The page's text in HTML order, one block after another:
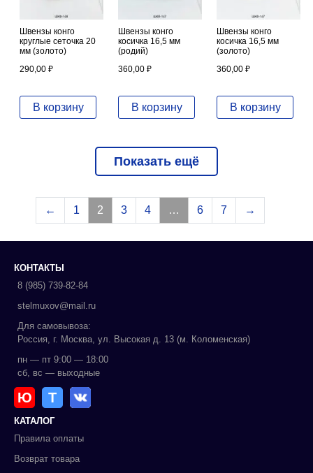
Швензы конго
круглые сеточка 20
мм (золото)
290,00 ₽
В корзину
Швензы конго
косичка 16,5 мм
(родий)
360,00 ₽
В корзину
Швензы конго
косичка 16,5 мм
(золото)
360,00 ₽
В корзину
Показать ещё
← 1 2 3 4 … 6 7 →
КОНТАКТЫ
8 (985) 739-82-84
stelmuxov@mail.ru
Для самовывоза:
Россия, г. Москва, ул. Высокая д. 13 (м. Коломенская)
пн — пт 9:00 — 18:00
сб, вс — выходные
Ю Т
КАТАЛОГ
Правила оплаты
Возврат товара